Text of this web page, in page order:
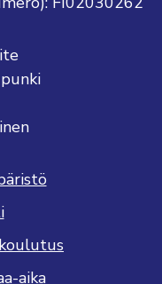
aika